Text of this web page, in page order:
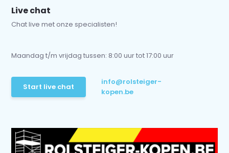
Live chat
Chat live met onze specialisten!
Maandag t/m vrijdag tussen: 8:00 uur tot 17:00 uur
Start live chat
info@rolsteiger-
kopen.be